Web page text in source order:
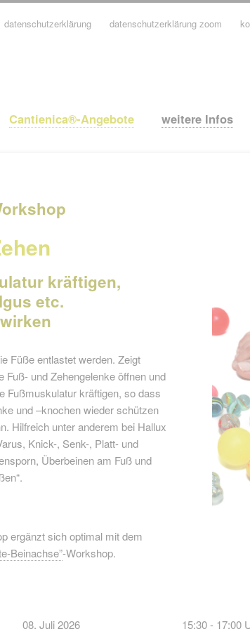
Cantienica®-Angebote weitere Infos
datenschutzerklärung datenschutzerklärung zoom
kräftigen,
etc.
Füße entlastet werden. Zeigt
Fuß- und Zehengelenke öffnen und
Fußmuskulatur kräftigen, so dass
und –knochen wieder schützen
Hilfreich unter anderem bei Hallux
Knick-, Senk-, Platt- und
Überbeinen am Fuß und
ergänzt sich optimal mit dem
Beinachse”-Workshop.
08. Juli 2026
15:30 - 17:00